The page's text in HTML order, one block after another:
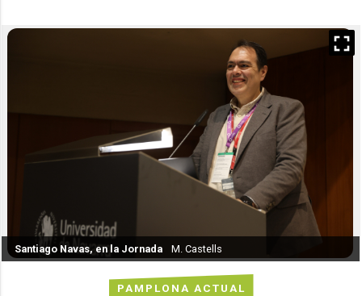
PAMPLONA ACTUAL
Santiago Navas, en la Jornada M. Castells